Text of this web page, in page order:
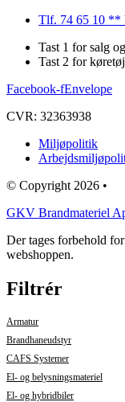
Tlf. 74 65 10 **
Tast 1 for salg
Tast 2 for
Facebook-fEnvelope
CVR: 32363938
Miljøpolitik
© Copyright 2026 •
GKV Brandmateriel
Der tages forbehold
webshoppen.
Filtrér
Armatur
Brandhaneudstyr
CAFS Systemer
El- og belysningsmateriel
El- og hybridbiler